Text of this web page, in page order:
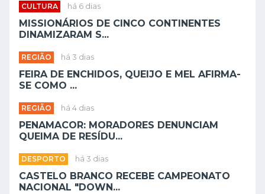
CULTURA há 6 dias
MISSIONÁRIOS DE CINCO CONTINENTES
DINAMIZARAM S...
REGIÃO há 3 dias
FEIRA DE ENCHIDOS, QUEIJO E MEL AFIRMA-
SE COMO ...
REGIÃO há 4 dias
PENAMACOR: MORADORES DENUNCIAM
QUEIMA DE RESÍDU...
DESPORTO há 3 dias
CASTELO BRANCO RECEBE CAMPEONATO
NACIONAL "DOWN...